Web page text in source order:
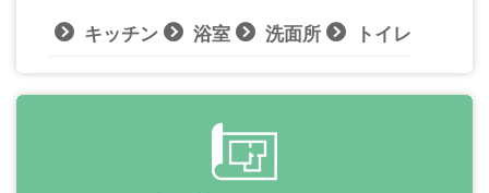
キッチン 浴室 洗面所 トイレ